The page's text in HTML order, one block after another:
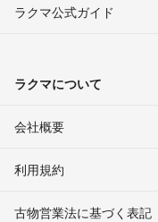
ラクマ公式ガイド
ラクマについて
会社概要
利用規約
古物営業法に基づく表記